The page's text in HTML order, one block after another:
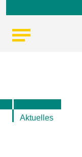
Skip
content
Aktuelles